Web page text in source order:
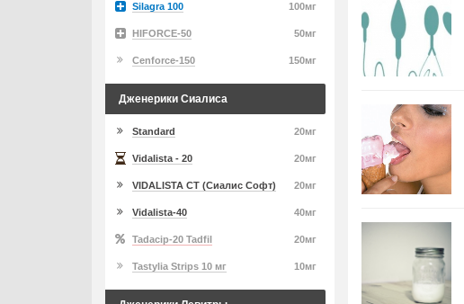
100мг
Silagra 100
50мг
HIFORCE-50
150мг
Cenforce-150
Дженерики Сиалиса
20мг
Standard
20мг
Vidalista - 20
20мг
VIDALISTA CT (Сиалис Софт)
40мг
Vidalista-40
20мг
Tadacip-20 Tadfil
10мг
Tastylia Strips 10 мг